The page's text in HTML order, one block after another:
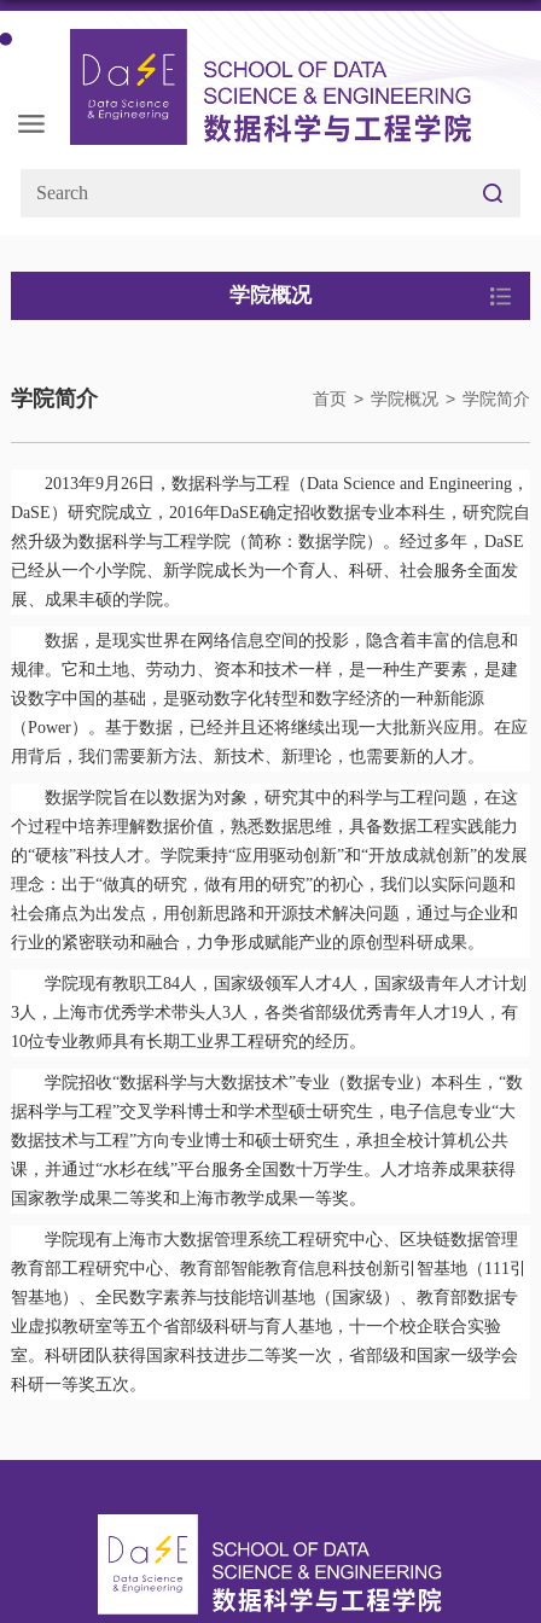
学院概况
首页 > 学院概况 > 学院简介
学院简介
2013年9月26日，数据科学与工程（Data Science and Engineering，
DaSE）研究院成立，2016年DaSE确定招收数据专业本科生，研究院自
然升级为数据科学与工程学院（简称：数据学院）。经过多年，DaSE
已经从一个小学院、新学院成长为一个育人、科研、社会服务全面发
展、成果丰硕的学院。
数据，是现实世界在网络信息空间的投影，隐含着丰富的信息和
规律。它和土地、劳动力、资本和技术一样，是一种生产要素，是建
设数字中国的基础，是驱动数字化转型和数字经济的一种新能源
（Power）。基于数据，已经并且还将继续出现一大批新兴应用。在应
用背后，我们需要新方法、新技术、新理论，也需要新的人才。
数据学院旨在以数据为对象，研究其中的科学与工程问题，在这
个过程中培养理解数据价值，熟悉数据思维，具备数据工程实践能力
的“硬核”科技人才。学院秉持“应用驱动创新”和“开放成就创新”的发展
理念：出于“做真的研究，做有用的研究”的初心，我们以实际问题和
社会痛点为出发点，用创新思路和开源技术解决问题，通过与企业和
行业的紧密联动和融合，力争形成赋能产业的原创型科研成果。
学院现有教职工84人，国家级领军人才4人，国家级青年人才计划
3人，上海市优秀学术带头人3人，各类省部级优秀青年人才19人，有
10位专业教师具有长期工业界工程研究的经历。
学院招收“数据科学与大数据技术”专业（数据专业）本科生，“数
据科学与工程”交叉学科博士和学术型硕士研究生，电子信息专业“大
数据技术与工程”方向专业博士和硕士研究生，承担全校计算机公共
课，并通过“水杉在线”平台服务全国数十万学生。人才培养成果获得
国家教学成果二等奖和上海市教学成果一等奖。
学院现有上海市大数据管理系统工程研究中心、区块链数据管理
教育部工程研究中心、教育部智能教育信息科技创新引智基地（111引
智基地）、全民数字素养与技能培训基地（国家级）、教育部数据专
业虚拟教研室等五个省部级科研与育人基地，十一个校企联合实验
室。科研团队获得国家科技进步二等奖一次，省部级和国家一级学会
科研一等奖五次。